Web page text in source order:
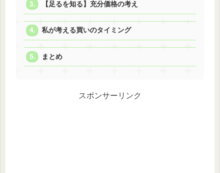
【足るを知る】充分価格の考え
私が考える買いのタイミング
まとめ
スポンサーリンク